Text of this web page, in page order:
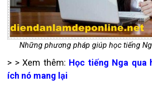
Những phương pháp giúp học tiếng
> > Xem thêm: Học tiếng Nga qua
ích nó mang lại